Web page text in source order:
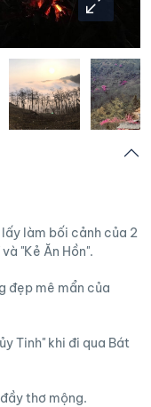
làm bối cảnh của 2
"Kẻ Ăn Hồn".
đẹp mê mẩn của
Tinh" khi đi qua Bát
thơ mộng.